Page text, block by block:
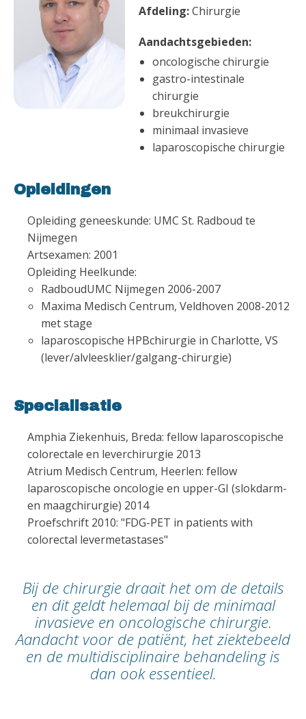
Afdeling:Chirurgie
Aandachtsgebieden:
oncologische chirurgie
gastro-intestinale
chirurgie
breukchirurgie
minimaal invasieve
laparoscopische chirurgie
Opleidingen
Opleiding geneeskunde: UMC St. Radboud te
Nijmegen
Artsexamen: 2001
Opleiding Heelkunde:
RadboudUMC Nijmegen 2006-2007
Maxima Medisch Centrum, Veldhoven 2008-2012
met stage
laparoscopische HPBchirurgie in Charlotte, VS
(lever/alvleesklier/galgang-chirurgie)
Specialisatie
Amphia Ziekenhuis, Breda: fellow laparoscopische
colorectale en leverchirurgie 2013
Atrium Medisch Centrum, Heerlen: fellow
laparoscopische oncologie en upper-GI (slokdarm-
en maagchirurgie) 2014
Proefschrift 2010: "FDG-PET in patients with
colorectal levermetastases"
Bij de chirurgie draait het om de details
en dit geldt helemaal bij de minimaal
invasieve en oncologische chirurgie.
Aandacht voor de patiënt, het ziektebeeld
en de multidisciplinaire behandeling is
dan ook essentieel.